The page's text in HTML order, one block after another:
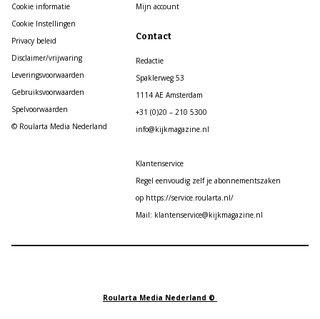
Cookie informatie
Cookie Instellingen
Privacy beleid
Disclaimer/vrijwaring
Leveringsvoorwaarden
Gebruiksvoorwaarden
Spelvoorwaarden
© Roularta Media Nederland
Mijn account
Contact
Redactie
Spaklerweg 53
1114 AE Amsterdam
+31 (0)20 – 210 5300
info@kijkmagazine.nl
Klantenservice
Regel eenvoudig zelf je abonnementszaken
op https://service.roularta.nl/
Mail: klantenservice@kijkmagazine.nl
Roularta Media Nederland ©